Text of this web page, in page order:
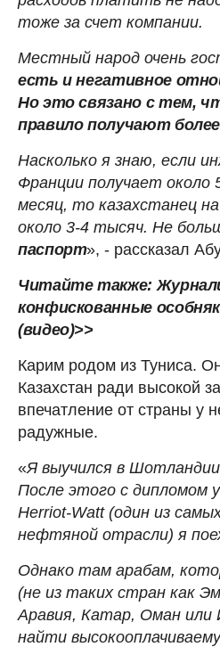
тоже за счет компании.
Местный народ очень
есть и негативное
Но это связано с тем,
правило получают
Насколько я знаю, если
Франции получает около
месяц, то казахстанец
около 3-4 тысяч. Не
паспорт», - рассказал
Читайте также:
конфискованные
(видео)>>
Карим родом из Туниса.
Казахстан ради высокой
впечатление от страны у
радужные.
«Я выучился в
После этого с дипломом
Herriot-Watt (один из
нефтяной отрасли) я
Однако там арабам,
(не из таких стран как
Аравия, Катар, Оман или
найти